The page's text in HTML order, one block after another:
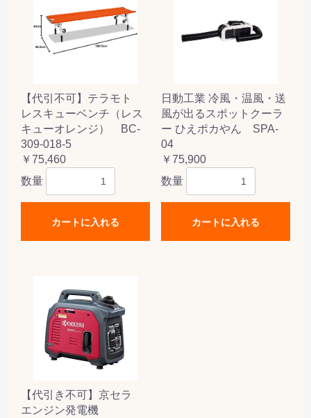
【代引不可】テラモト
レスキューベンチ（レス
キューオレンジ） BC-
309-018-5
￥75,460
数量
カートに入れる
日動工業 冷風・温風・送
風が出るスポットクーラ
ー ひえポカやん SPA-
04
￥75,900
数量
カートに入れる
【代引き不可】京セラ
エンジン発電機